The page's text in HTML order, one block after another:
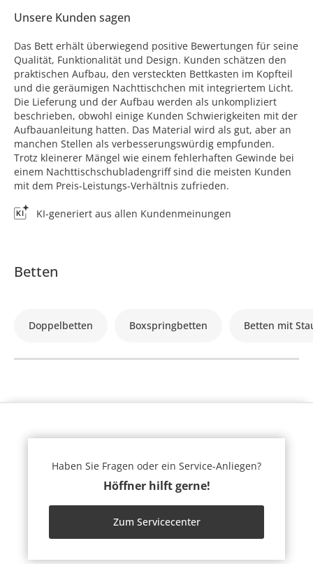
Unsere Kunden sagen
Das Bett erhält überwiegend positive Bewertungen für seine
Qualität, Funktionalität und Design. Kunden schätzen den
praktischen Aufbau, den versteckten Bettkasten im Kopfteil
und die geräumigen Nachttischchen mit integriertem Licht.
Die Lieferung und der Aufbau werden als unkompliziert
beschrieben, obwohl einige Kunden Schwierigkeiten mit der
Aufbauanleitung hatten. Das Material wird als gut, aber an
manchen Stellen als verbesserungswürdig empfunden.
Trotz kleinerer Mängel wie einem fehlerhaften Gewinde bei
einem Nachttischschubladengriff sind die meisten Kunden
mit dem Preis-Leistungs-Verhältnis zufrieden.
KI-generiert aus allen Kundenmeinungen
Betten
Doppelbetten Boxspringbetten Betten mit
Haben Sie Fragen oder ein Service-Anliegen?
Höffner hilft gerne!
Zum Servicecenter